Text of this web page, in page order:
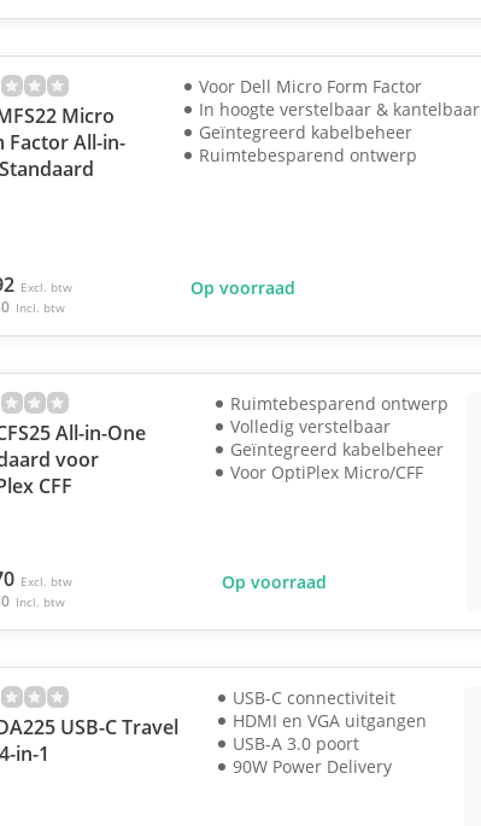
Micro
Factor All-in-
Excl. btw
Incl. btw
Voor Dell Micro Form Factor
In hoogte verstelbaar & kantelbaar
Geïntegreerd kabelbeheer
Ruimtebesparend ontwerp
Op voorraad
All-in-One
voor
CFF
Excl. btw
Incl. btw
Ruimtebesparend ontwerp
Volledig verstelbaar
Geïntegreerd kabelbeheer
Voor OptiPlex Micro/CFF
Op voorraad
USB-C Travel
in-1
USB-C connectiviteit
HDMI en VGA uitgangen
USB-A 3.0 poort
90W Power Delivery